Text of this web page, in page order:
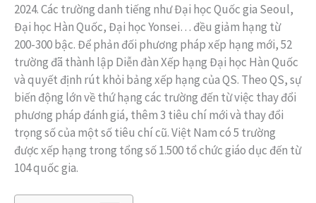
2024. Các trường danh tiếng như Đại học Quốc gia Seoul,
Đại học Hàn Quốc, Đại học Yonsei… đều giảm hạng từ
200-300 bậc. Để phản đối phương pháp xếp hạng mới, 52
trường đã thành lập Diễn đàn Xếp hạng Đại học Hàn Quốc
và quyết định rút khỏi bảng xếp hạng của QS. Theo QS, sự
biến động lớn về thứ hạng các trường đến từ việc thay đổi
phương pháp đánh giá, thêm 3 tiêu chí mới và thay đổi
trọng số của một số tiêu chí cũ. Việt Nam có 5 trường
được xếp hạng trong tổng số 1.500 tổ chức giáo dục đến từ
104 quốc gia.